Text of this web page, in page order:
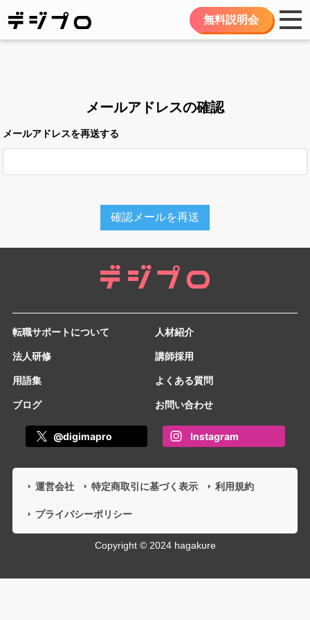
無料説明会
メールアドレスの確認
メールアドレスを再送する
転職サポートについて 人材紹介
法人研修 講師採用
用語集 よくある質問
ブログ お問い合わせ
@digimapro Instagram
運営会社 特定商取引に基づく表示 利用規約
プライバシーポリシー
Copyright © 2024 hagakure